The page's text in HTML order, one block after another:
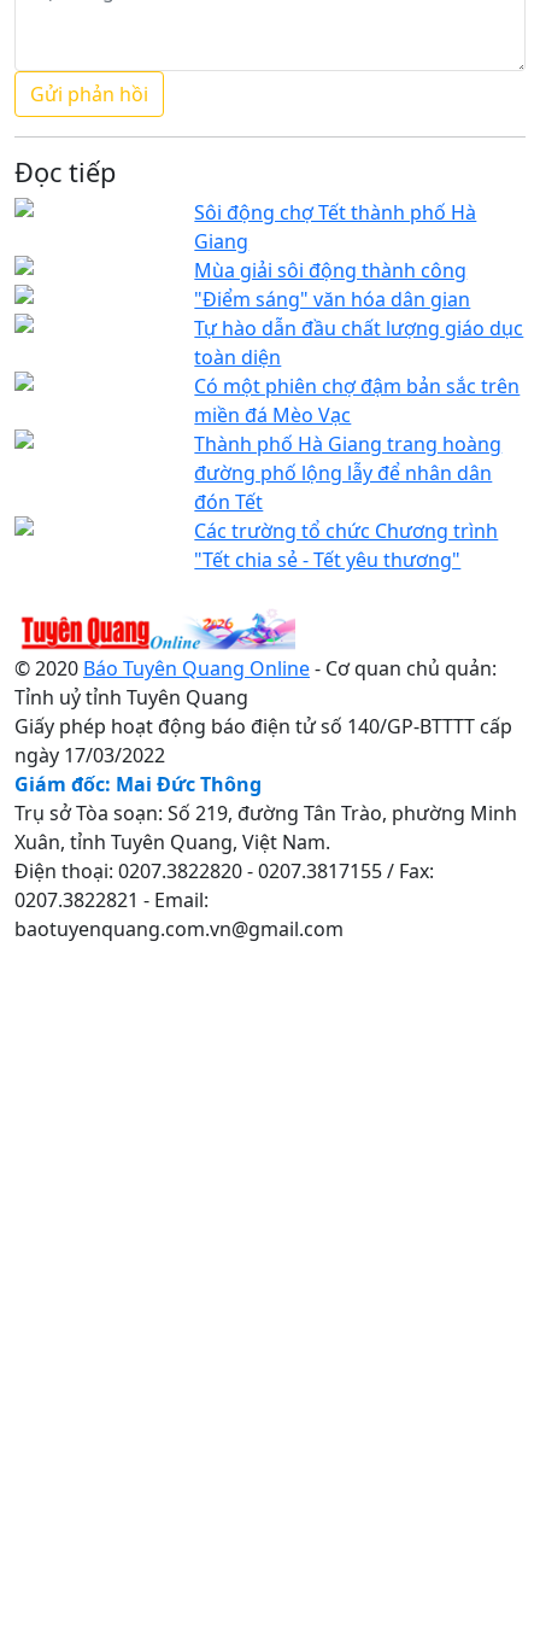
Đọc tiếp
Sôi động chợ Tết thành phố Hà
Giang
Mùa giải sôi động thành công
"Điểm sáng" văn hóa dân gian
Tự hào dẫn đầu chất lượng giáo dục
toàn diện
Có một phiên chợ đậm bản sắc trên
miền đá Mèo Vạc
Thành phố Hà Giang trang hoàng
đường phố lộng lẫy để nhân dân
đón Tết
Các trường tổ chức Chương trình
"Tết chia sẻ - Tết yêu thương"
© 2020 Báo Tuyên Quang Online- Cơ quan chủ quản:
Tỉnh uỷ tỉnh Tuyên Quang
Giấy phép hoạt động báo điện tử số 140/GP-BTTTT cấp
ngày 17/03/2022
Giám đốc: Mai Đức Thông
Trụ sở Tòa soạn: Số 219, đường Tân Trào, phường Minh
Xuân, tỉnh Tuyên Quang, Việt Nam.
Điện thoại: 0207.3822820 - 0207.3817155 / Fax:
0207.3822821 - Email:
baotuyenquang.com.vn@gmail.com